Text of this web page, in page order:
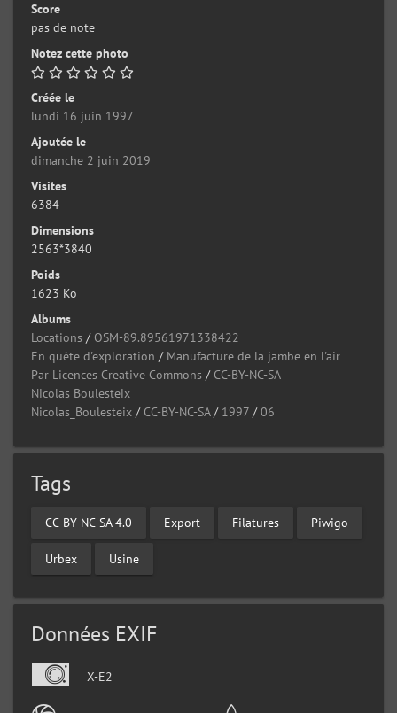
Score
pas de note
Notez cette photo
Créée le
lundi 16 juin 1997
Ajoutée le
dimanche 2 juin 2019
Visites
6384
Dimensions
2563*3840
Poids
1623 Ko
Albums
Locations / OSM-89.89561971338422
En quête d'exploration / Manufacture de la jambe en l'air
Par Licences Creative Commons / CC-BY-NC-SA
Nicolas Boulesteix
Nicolas_Boulesteix / CC-BY-NC-SA/ 1997 /06
Tags
CC-BY-NC-SA 4.0 Export Filatures Piwigo
Urbex Usine
Données EXIF
X-E2